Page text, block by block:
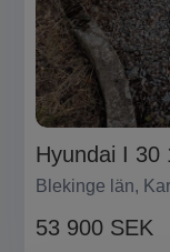
Hyundai I 30
Blekinge län,
53 900 SEK